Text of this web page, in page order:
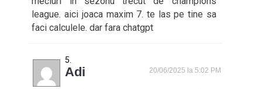
league. aici joaca maxim 7. te las pe tine sa
faci calculele. dar fara chatgpt
Adi 20/06/2025 la 5:02 PM